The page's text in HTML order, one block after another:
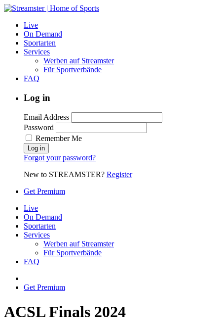
Live
On Demand
Sportarten
Services
Werben auf Streamster
Für Sportverbände
FAQ
Log in
Email Address
Password
Remember Me
Forgot your password?
New to STREAMSTER? Register
Get Premium
Live
On Demand
Sportarten
Services
Werben auf Streamster
Für Sportverbände
FAQ
Get Premium
ACSL Finals 2024